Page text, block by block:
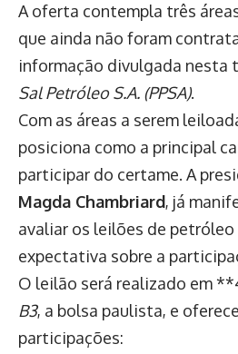
A oferta contempla três
que ainda não foram
informação divulgada nesta
Sal Petróleo S.A. (PPSA).
Com as áreas a serem
posiciona como a principal
participar do certame. A
Magda Chambriard, já
avaliar os leilões de petróleo
expectativa sobre a
O leilão será realizado em
B3, a bolsa paulista, e
participações: